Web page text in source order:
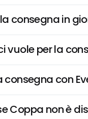
consegna in
vuole per la
con
Coppa non è